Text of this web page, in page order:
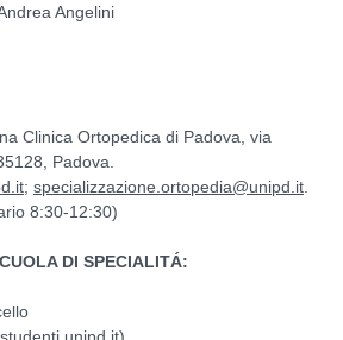
Angelini
Clinica Ortopedica di Padova, via
Padova.
; specializzazione.ortopedia@unipd.it
8:30-12:30)
DI SPECIALITÁ:
)